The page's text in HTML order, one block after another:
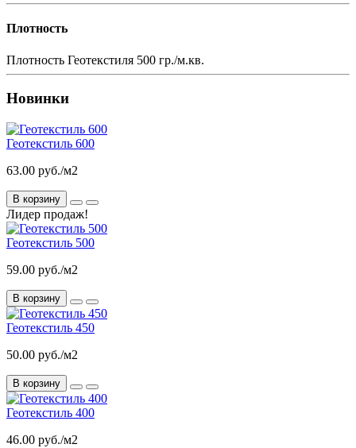
Плотность
Плотность Геотекстиля 500 гр./м.кв.
Новинки
Геотекстиль 600
63.00 руб./м2
В корзину
Лидер продаж!
Геотекстиль 500
59.00 руб./м2
В корзину
Геотекстиль 450
50.00 руб./м2
В корзину
Геотекстиль 400
46.00 руб./м2